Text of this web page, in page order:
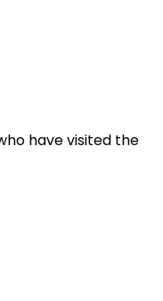
have visited the